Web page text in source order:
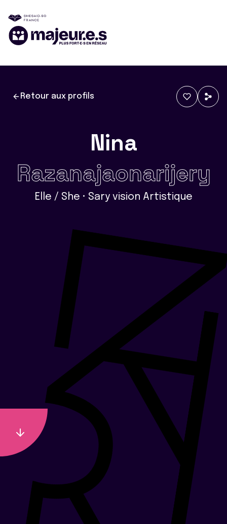
Retour aux profils
Nina
Razanajaonarijery
Elle / She • Sary vision Artistique